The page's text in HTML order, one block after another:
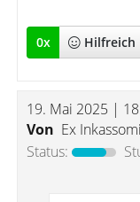
0x Hilfreich
19. Mai 2025 |
Von Ex
Status: